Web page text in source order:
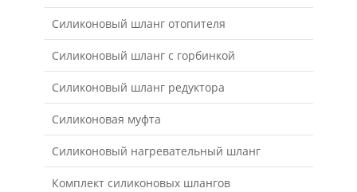
Силиконовый шланг отопителя
Силиконовый шланг с горбинкой
Силиконовый шланг редуктора
Силиконовая муфта
Силиконовый нагревательный шланг
Комплект силиконовых шлангов